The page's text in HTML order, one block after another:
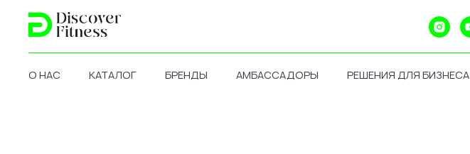
О НАС КАТАЛОГ БРЕНДЫ АМБАССАДОРЫ РЕШЕНИЯ ДЛЯ БИЗНЕСА